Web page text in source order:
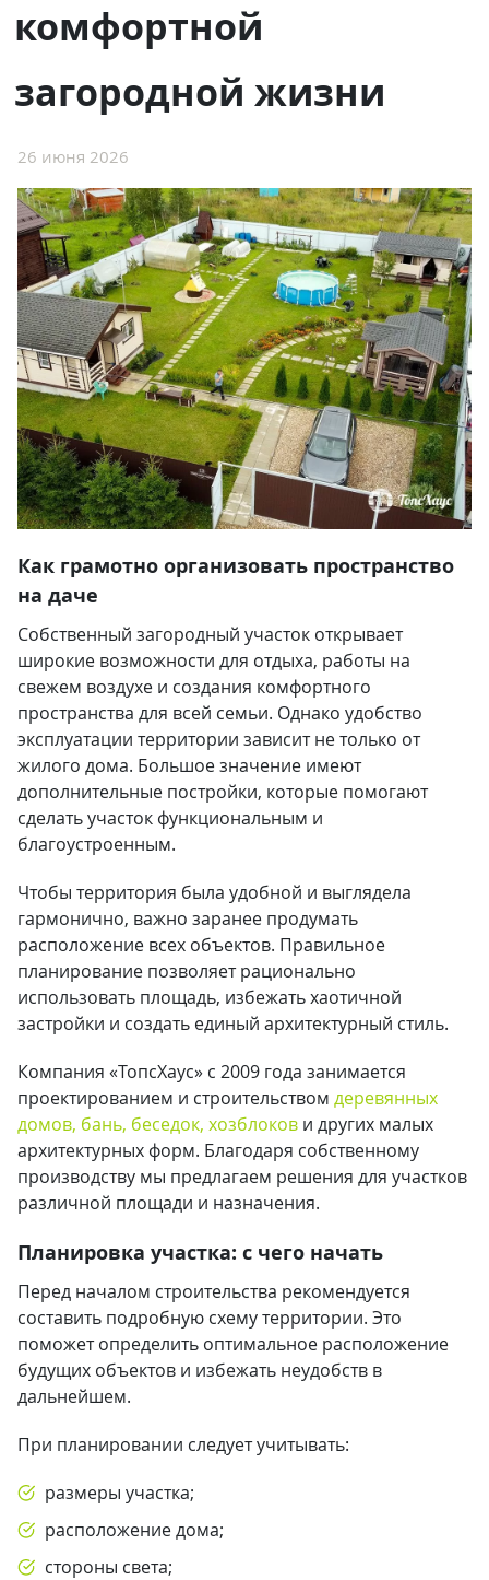
комфортной
загородной жизни
26 июня 2026
Как грамотно организовать пространство
на даче
Собственный загородный участок открывает
широкие возможности для отдыха, работы на
свежем воздухе и создания комфортного
пространства для всей семьи. Однако удобство
эксплуатации территории зависит не только от
жилого дома. Большое значение имеют
дополнительные постройки, которые помогают
сделать участок функциональным и
благоустроенным.
Чтобы территория была удобной и выглядела
гармонично, важно заранее продумать
расположение всех объектов. Правильное
планирование позволяет рационально
использовать площадь, избежать хаотичной
застройки и создать единый архитектурный стиль.
Компания «ТопсХаус» с 2009 года занимается
проектированием и строительством деревянных
домов, бань, беседок, хозблоков и других малых
архитектурных форм. Благодаря собственному
производству мы предлагаем решения для участков
различной площади и назначения.
Планировка участка: с чего начать
Перед началом строительства рекомендуется
составить подробную схему территории. Это
поможет определить оптимальное расположение
будущих объектов и избежать неудобств в
дальнейшем.
При планировании следует учитывать:
размеры участка;
расположение дома;
стороны света;